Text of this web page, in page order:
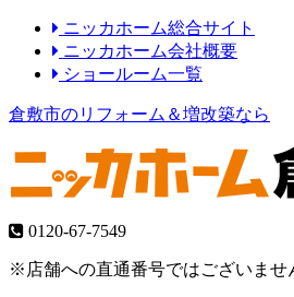
ニッカホーム総合サイト
ニッカホーム会社概要
ショールーム一覧
倉敷市のリフォーム＆増改築なら
0120-67-7549
※店舗への直通番号ではございませ